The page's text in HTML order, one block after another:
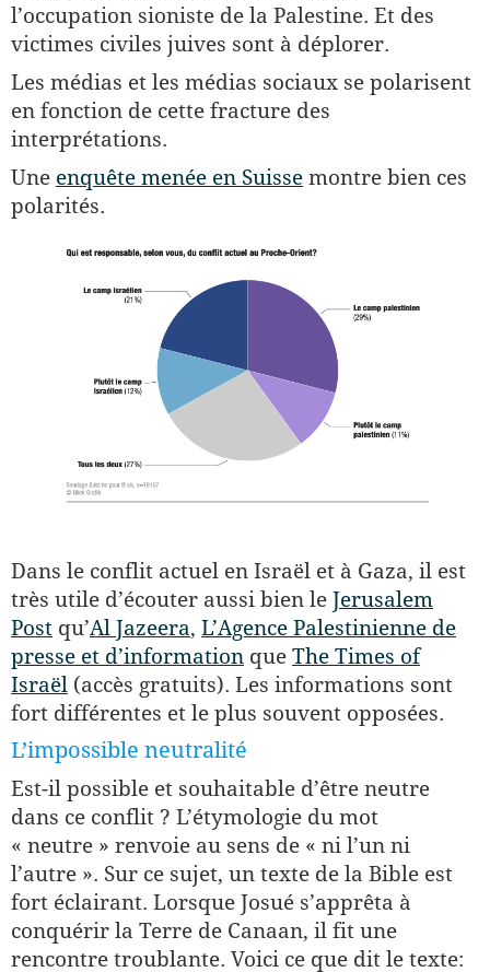
l’occupation sioniste de la Palestine. Et des
victimes civiles juives sont à déplorer.
Les médias et les médias sociaux se polarisent
en fonction de cette fracture des
interprétations.
Une enquête menée en Suisse montre bien ces
polarités.
Dans le conflit actuel en Israël et à Gaza, il est
très utile d’écouter aussi bien le Jerusalem
Post qu’Al Jazeera, L’Agence Palestinienne de
presse et d’information que The Times of
Israël (accès gratuits). Les informations sont
fort différentes et le plus souvent opposées.
L’impossible neutralité
Est-il possible et souhaitable d’être neutre
dans ce conflit ? L’étymologie du mot
« neutre » renvoie au sens de « ni l’un ni
l’autre ». Sur ce sujet, un texte de la Bible est
fort éclairant. Lorsque Josué s’apprêta à
conquérir la Terre de Canaan, il fit une
rencontre troublante. Voici ce que dit le texte: